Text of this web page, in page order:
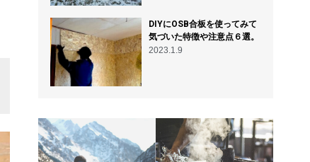
DIYにOSB合板を使ってみて
気づいた特徴や注意点６選。
2023.1.9